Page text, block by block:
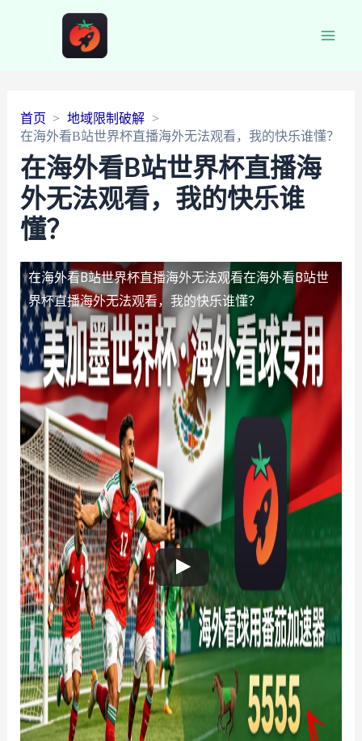
首页
地域限制破解
在海外看B站世界杯直播海外无法观看，我的快乐谁懂？
在海外看B站世界杯直播海
外无法观看，我的快乐谁
懂？
在海外看B站世界杯直播海外无法观看在海外看B站世
界杯直播海外无法观看，我的快乐谁懂？